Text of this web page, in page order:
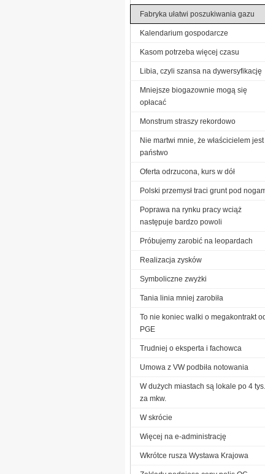
Fabryka ułatwi poszukiwania gazu
Kalendarium gospodarcze
Kasom potrzeba więcej czasu
Libia, czyli szansa na dywersyfikację
Mniejsze biogazownie mogą się
opłacać
Monstrum straszy rekordowo
Nie martwi mnie, że właścicielem jest
państwo
Oferta odrzucona, kurs w dół
Polski przemysł traci grunt pod
Poprawa na rynku pracy wciąż
następuje bardzo powoli
Próbujemy zarobić na leopardach
Realizacja zysków
Symboliczne zwyżki
Tania linia mniej zarobiła
To nie koniec walki o megakontrakt
PGE
Trudniej o eksperta i fachowca
Umowa z VW podbiła notowania
W dużych miastach są lokale po 4 tys.
za mkw.
W skrócie
Więcej na e-administrację
Wkrótce rusza Wystawa Krajowa